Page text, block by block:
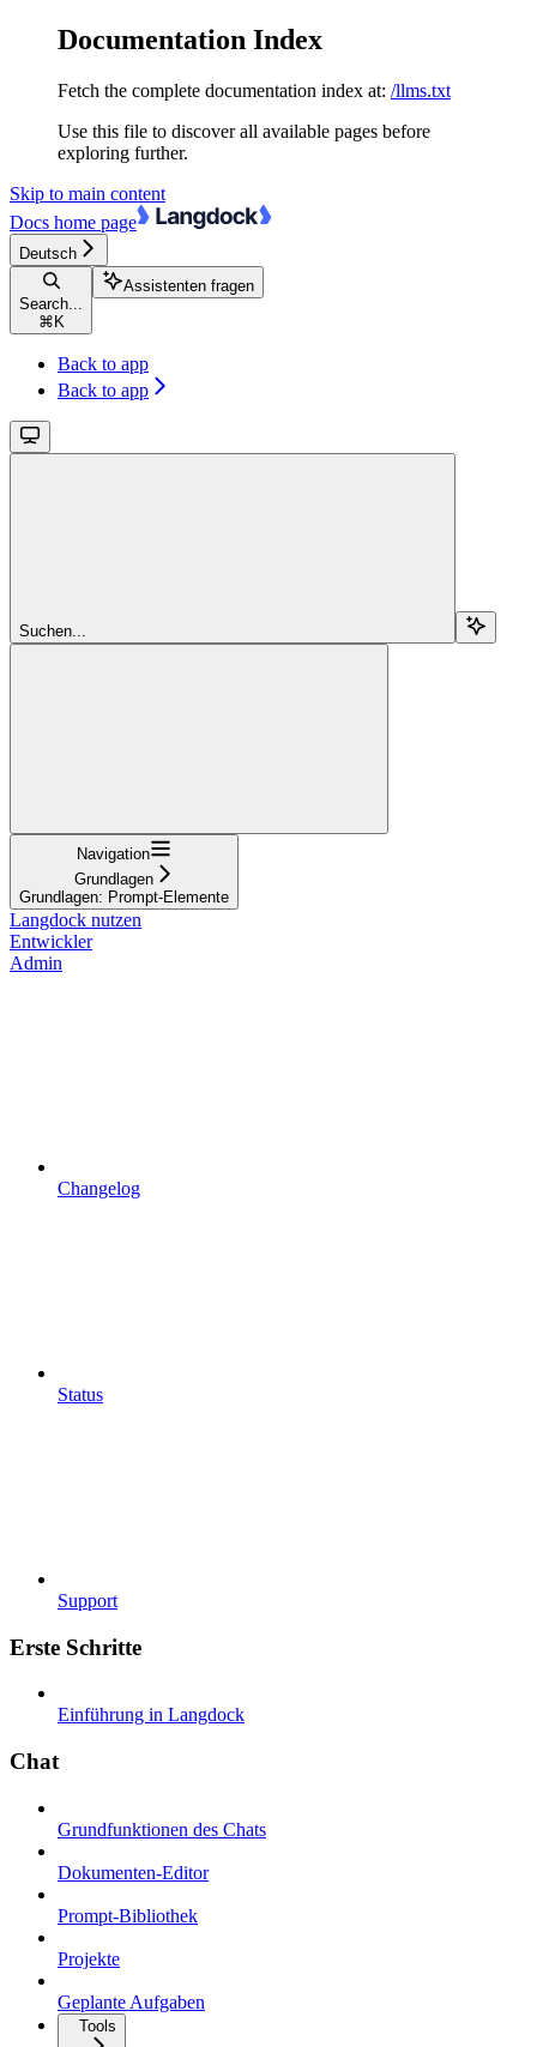
Documentation Index
Fetch the complete documentation index at: /llms.txt
Use this file to discover all available pages before
exploring further.
Skip to main content
Docs home page
Deutsch
Search...
⌘ K
Assistenten fragen
Back to app
Back to app
Suchen...
Navigation
Grundlagen
Grundlagen: Prompt-Elemente
Langdock nutzen
Entwickler
Admin
Changelog
Status
Support
Erste Schritte
Einführung in Langdock
Chat
Grundfunktionen des Chats
Dokumenten-Editor
Prompt-Bibliothek
Projekte
Geplante Aufgaben
Tools